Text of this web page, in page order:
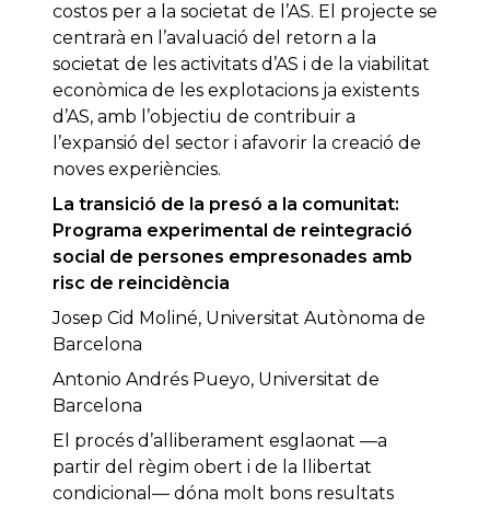
costos per a la societat de l’AS. El projecte se
centrarà en l’avaluació del retorn a la
societat de les activitats d’AS i de la viabilitat
econòmica de les explotacions ja existents
d’AS, amb l’objectiu de contribuir a
l’expansió del sector i afavorir la creació de
noves experiències.
La transició de la presó a la comunitat:
Programa experimental de reintegració
social de persones empresonades amb
risc de reincidència
Josep Cid Moliné, Universitat Autònoma de
Barcelona
Antonio Andrés Pueyo, Universitat de
Barcelona
El procés d’alliberament esglaonat —a
partir del règim obert i de la llibertat
condicional— dóna molt bons resultats